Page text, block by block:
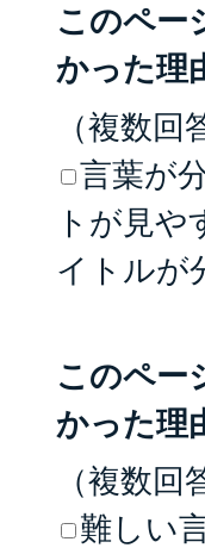
このペー
かった理
（複数回
言葉が
トが見や
イトルが
このペー
かった理
（複数回
難しい